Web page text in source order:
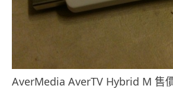
AverMedia AverTV Hybrid M 售